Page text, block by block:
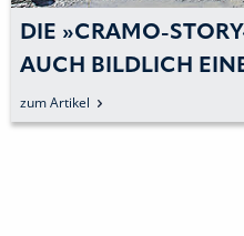
DIE »CRAMO-
AUCH BILDLICH
zum Artikel